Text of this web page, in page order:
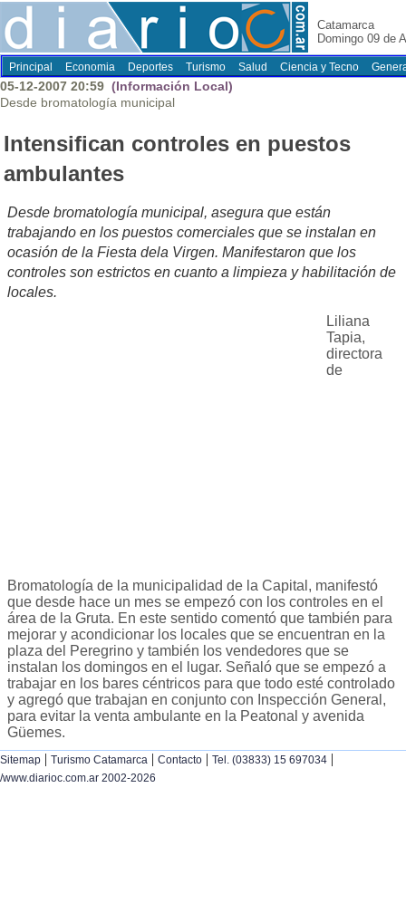
Catamarca
Domingo 09 de
Principal Economia Deportes Turismo Salud Ciencia y Tecno
05-12-2007 20:59 (Información Local)
Desde bromatología municipal
Intensifican controles en puestos
ambulantes
Desde bromatología municipal, asegura que están
trabajando en los puestos comerciales que se instalan en
ocasión de la Fiesta dela Virgen. Manifestaron que los
controles son estrictos en cuanto a limpieza y habilitación de
locales.
Liliana
Tapia,
directora
de
Bromatología de la municipalidad de la Capital, manifestó
que desde hace un mes se empezó con los controles en el
área de la Gruta. En este sentido comentó que también para
mejorar y acondicionar los locales que se encuentran en la
plaza del Peregrino y también los vendedores que se
instalan los domingos en el lugar. Señaló que se empezó a
trabajar en los bares céntricos para que todo esté controlado
y agregó que trabajan en conjunto con Inspección General,
para evitar la venta ambulante en la Peatonal y avenida
Güemes.
Sitemap | Turismo Catamarca | Contacto | Tel. (03833) 15 697034 |
/www.diarioc.com.ar 2002-2026